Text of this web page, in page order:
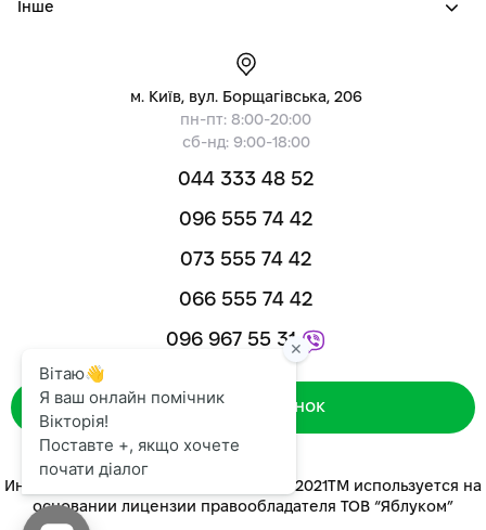
Інше
м. Київ, вул. Борщагівська, 206
пн-пт: 8:00-20:00
сб-нд: 9:00-18:00
044 333 48 52
096 555 74 42
073 555 74 42
066 555 74 42
096 967 55 31
Зворотний дзвінок
Интернет-магазин «ЯБЛУКОМ™» 2014-2021ТМ используется на
основании лицензии правообладателя ТОВ “Яблуком”